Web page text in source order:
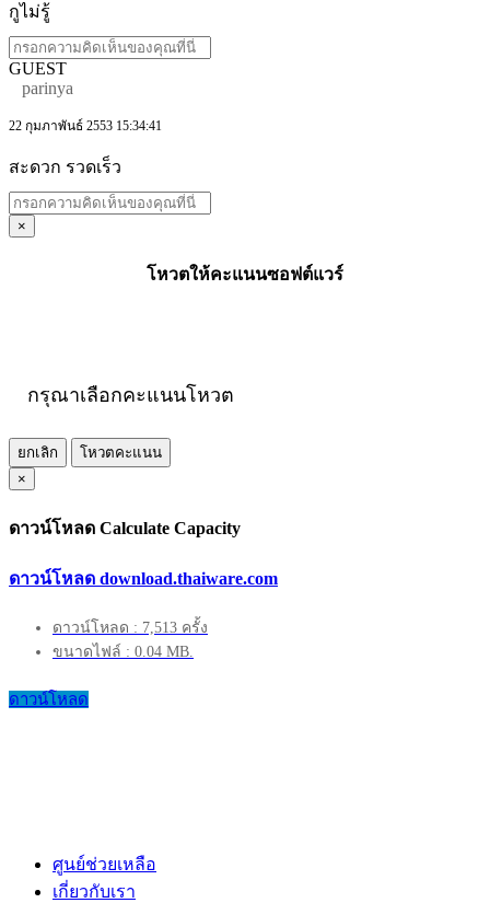
กูไม่รู้
GUEST
parinya
22 กุมภาพันธ์ 2553 15:34:41
สะดวก รวดเร็ว
×
โหวตให้คะแนนซอฟต์แวร์
กรุณาเลือกคะแนนโหวต
ยกเลิก
โหวตคะแนน
×
ดาวน์โหลด Calculate Capacity
ดาวน์โหลด download.thaiware.com
ดาวน์โหลด : 7,513 ครั้ง
ขนาดไฟล์ : 0.04 MB.
ดาวน์โหลด
ศูนย์ช่วยเหลือ
เกี่ยวกับเรา